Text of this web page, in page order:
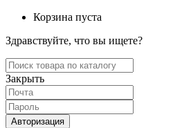
Корзина пуста
Здравствуйте, что вы ищете?
Закрыть
Авторизация